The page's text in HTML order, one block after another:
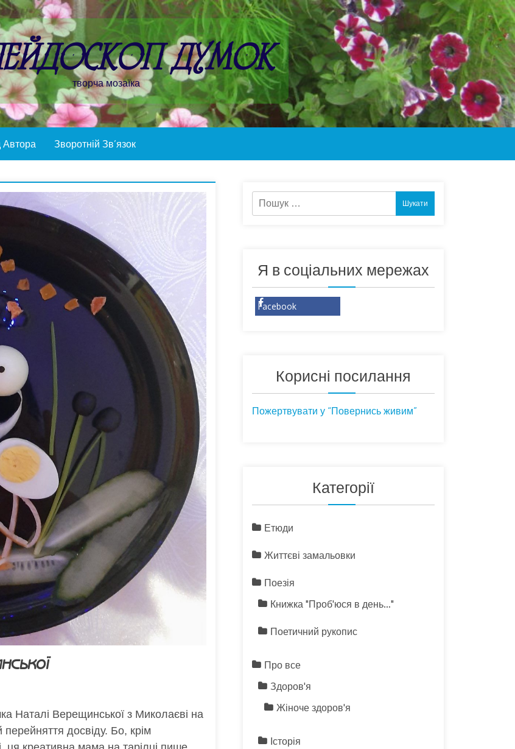
думок
творча мозаїка
Автора Зворотній Зв’язок
Наталі Верещинської з Миколаєві на
досвіду. Бо, крім
Пошук:
Я в соціальних мережах
Facebook
Корисні посилання
Пожертвувати у “Повернись живим”
Категорії
Етюди
Життєві замальовки
Поезія
Книжка "Проб'юся в день…"
Поетичний рукопис
Про все
Здоров'я
Жіноче здоров'я
Історія